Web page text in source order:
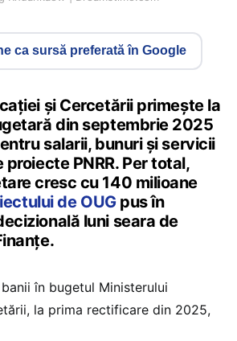
ca sursă preferată în Google
și Cercetării primește la
din septembrie 2025
salarii, bunuri și servicii
PNRR. Per total,
cresc cu 140 milioane
de OUG pus în
luni seara de
în bugetul Ministerului
la prima rectificare din 2025,